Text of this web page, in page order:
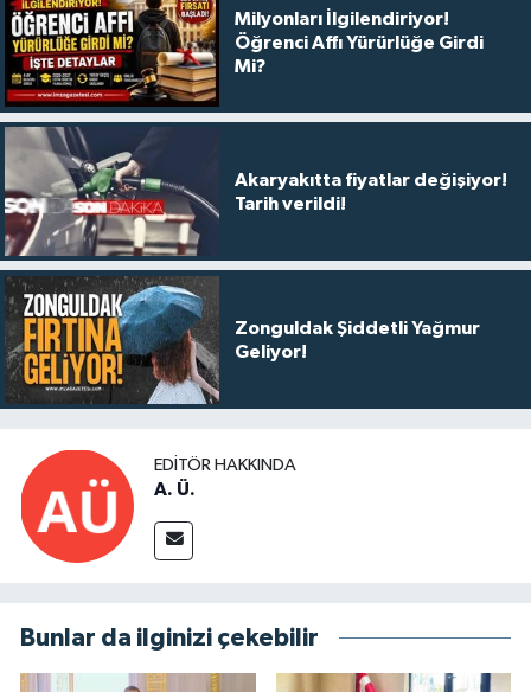
Milyonları İlgilendiriyor!
Öğrenci Affı Yürürlüğe Girdi
Mi?
Akaryakıtta fiyatlar değişiyor!
Tarih verildi!
Zonguldak Şiddetli Yağmur
Geliyor!
EDITÖR HAKKINDA
A. Ü.
Bunlar da ilginizi çekebilir